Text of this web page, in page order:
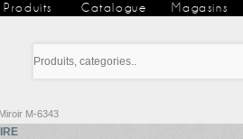
Produits Catalogue Magasins
Miroir M-6343